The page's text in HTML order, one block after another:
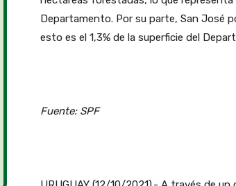
Departamento. Por su parte, San José
esto es el 1,3% de la superficie del
Fuente: SPF